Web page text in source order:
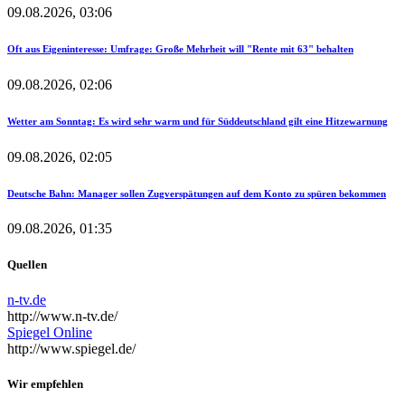
09.08.2026, 03:06
Oft aus Eigeninteresse: Umfrage: Große Mehrheit will "Rente mit 63" behalten
09.08.2026, 02:06
Wetter am Sonntag: Es wird sehr warm und für Süddeutschland gilt eine Hitzewarnung
09.08.2026, 02:05
Deutsche Bahn: Manager sollen Zugverspätungen auf dem Konto zu spüren bekommen
09.08.2026, 01:35
Quellen
n-tv.de
http://www.n-tv.de/
Spiegel Online
http://www.spiegel.de/
Wir empfehlen